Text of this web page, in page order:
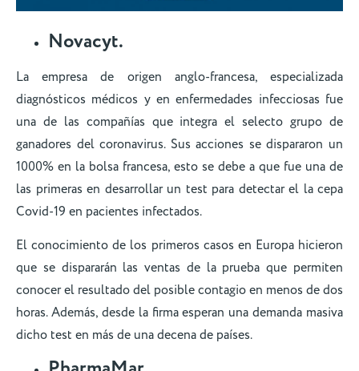
Novacyt.
La empresa de origen anglo-francesa, especializada
diagnósticos médicos y en enfermedades infecciosas fue
una de las compañías que integra el selecto grupo de
ganadores del coronavirus. Sus acciones se dispararon un
1000% en la bolsa francesa, esto se debe a que fue una de
las primeras en desarrollar un test para detectar el la cepa
Covid-19 en pacientes infectados.
El conocimiento de los primeros casos en Europa hicieron
que se dispararán las ventas de la prueba que permiten
conocer el resultado del posible contagio en menos de dos
horas. Además, desde la firma esperan una demanda masiva
dicho test en más de una decena de países.